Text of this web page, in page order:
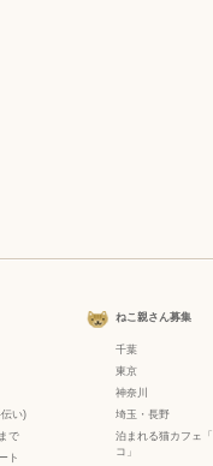
い)
で
ト
ねこ親さん募集
千葉
東京
神奈川
埼玉・長野
泊まれる猫カフェ
コ」